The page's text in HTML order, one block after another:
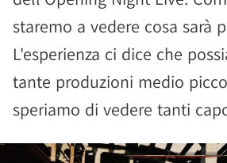
staremo a vedere cosa sarà
L'esperienza ci dice che
tante produzioni medio
speriamo di vedere tanti